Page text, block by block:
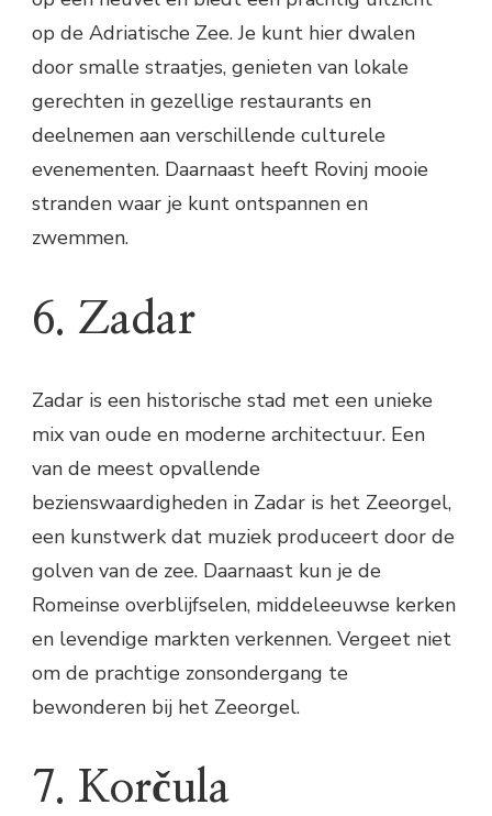
op de Adriatische Zee. Je kunt hier dwalen
door smalle straatjes, genieten van lokale
gerechten in gezellige restaurants en
deelnemen aan verschillende culturele
evenementen. Daarnaast heeft Rovinj mooie
stranden waar je kunt ontspannen en
zwemmen.
6. Zadar
Zadar is een historische stad met een unieke
mix van oude en moderne architectuur. Een
van de meest opvallende
bezienswaardigheden in Zadar is het Zeeorgel,
een kunstwerk dat muziek produceert door de
golven van de zee. Daarnaast kun je de
Romeinse overblijfselen, middeleeuwse kerken
en levendige markten verkennen. Vergeet niet
om de prachtige zonsondergang te
bewonderen bij het Zeeorgel.
7. Korčula